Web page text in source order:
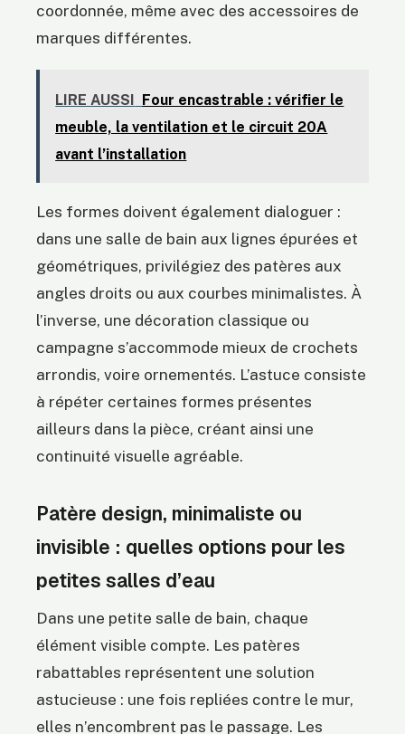
coordonnée, même avec des accessoires de
marques différentes.
LIRE AUSSI Four encastrable : vérifier le
meuble, la ventilation et le circuit 20A
avant l’installation
Les formes doivent également dialoguer :
dans une salle de bain aux lignes épurées et
géométriques, privilégiez des patères aux
angles droits ou aux courbes minimalistes. À
l’inverse, une décoration classique ou
campagne s’accommode mieux de crochets
arrondis, voire ornementés. L’astuce consiste
à répéter certaines formes présentes
ailleurs dans la pièce, créant ainsi une
continuité visuelle agréable.
Patère design, minimaliste ou
invisible : quelles options pour les
petites salles d’eau
Dans une petite salle de bain, chaque
élément visible compte. Les patères
rabattables représentent une solution
astucieuse : une fois repliées contre le mur,
elles n’encombrent pas le passage. Les